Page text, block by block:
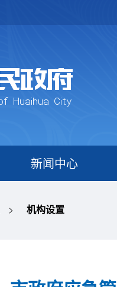
新闻中心
> 机构设置